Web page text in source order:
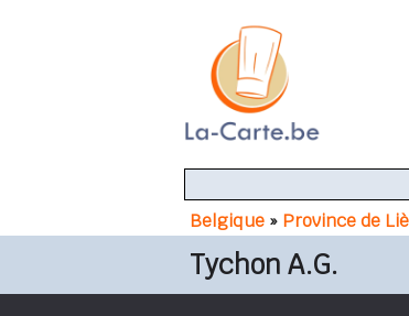
Belgique » Province de
Tychon A.G.